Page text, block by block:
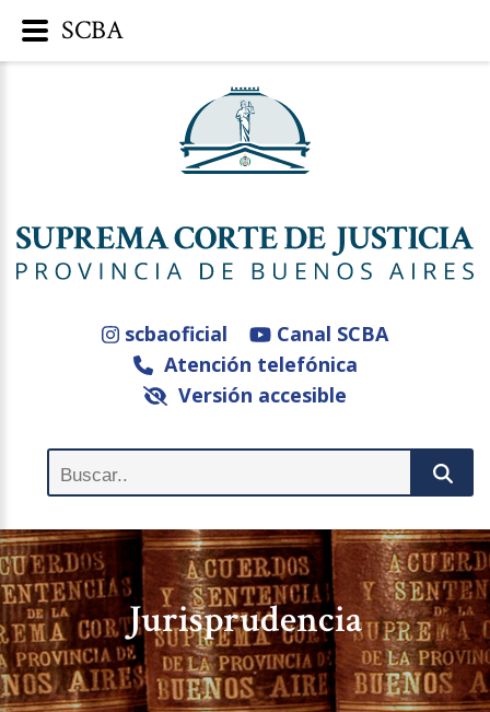
scbaoficial
Canal SCBA
Atención telefónica
Versión accesible
Jurisprudencia
SCBA